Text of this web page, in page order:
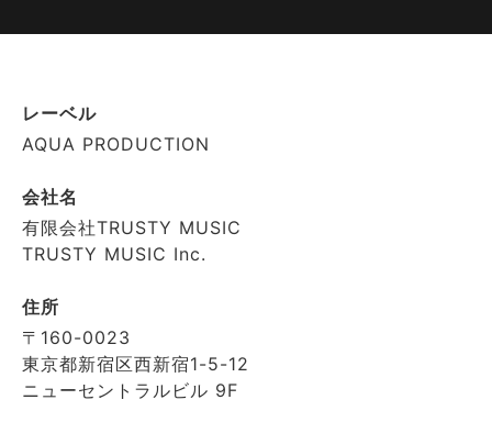
レーベル
AQUA PRODUCTION
会社名
有限会社TRUSTY MUSIC
TRUSTY MUSIC Inc.
住所
〒160-0023
東京都新宿区西新宿1-5-12
ニューセントラルビル 9F